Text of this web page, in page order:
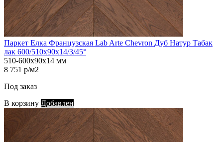
Паркет Елка Французская Lab Arte Chevron Дуб Натур Табак
лак 600/510х90х14/3/45°
510-600х90х14 мм
8 751 р/м2
Под заказ
В корзину Добавлен